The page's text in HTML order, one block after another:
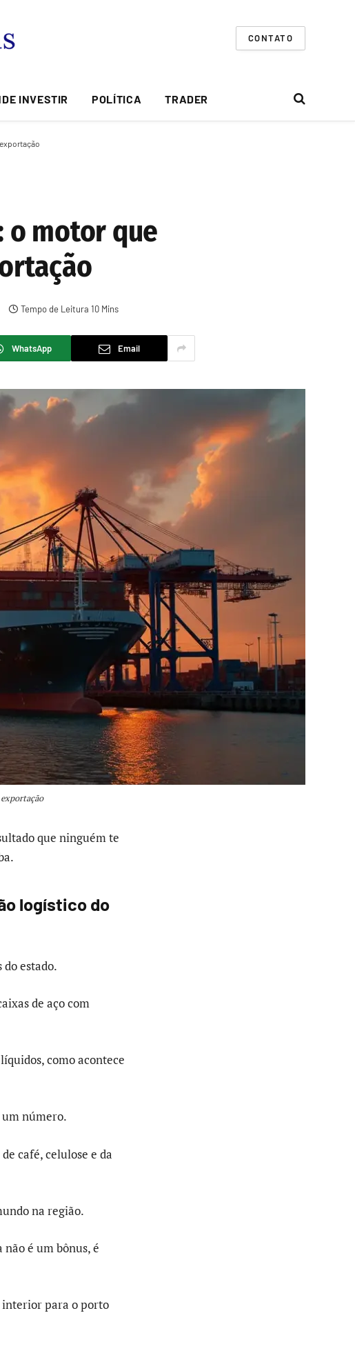
CONTATO
INVESTIR POLÍTICA TRADER
o motor que
Tempo de Leitura 10 Mins
WhatsApp Email
que ninguém te
logístico do
estado.
de aço com
como acontece
um número.
café, celulose e da
na região.
é um bônus, é
interior para o porto